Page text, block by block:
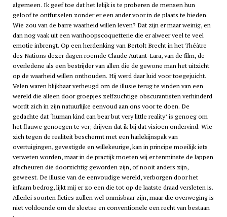
algemeen. Ik geef toe dat het lelijk is te proberen de mensen hun
geloof te ontfutselen zonder er een ander voor in de plaats te bieden.
Wie zou van de barre waarheid willen leven? Dat zijn er maar weinig, en
dan nog vaak uit een wanhoopscoquetterie die er alweer veel te veel
emotie inbrengt. Op een herdenking van Bertolt Brecht in het Théâtre
des Nations dezer dagen roemde Claude Autant-Lara, van de film, de
overledene als een bestrijder van allen die de gewone man het uitzicht
op de waarheid willen onthouden. Hij werd daar luid voor toegejuicht.
Velen waren blijkbaar verheugd om de illusie terug te vinden van een
wereld die alleen door groepjes zelfzuchtige obscurantisten verhinderd
wordt zich in zijn natuurlijke eenvoud aan ons voor te doen. De
gedachte dat ‘human kind can bear but very little reality’ is genoeg om
het flauwe genoegen te ver; drijven dat ik bij dat visioen ondervind. Wie
zich tegen de realiteit beschermt met een harlekijnspak van
overtuigingen, gevestigde en willekeurige, kan in principe moeilijk iets
verweten worden, maar in de practijk moeten wij er tenminste de lappen
afscheuren die doorzichtig geworden zijn, of nooit anders zijn,
geweest. De illusie van de eenvoudige wereld, verborgen door het
infaam bedrog, lijkt mij er zo een die tot op de laatste draad versleten is.
Allerlei soorten ficties zullen wel onmisbaar zijn, maar die overweging is
niet voldoende om de sleetse en conventionele een recht van bestaan